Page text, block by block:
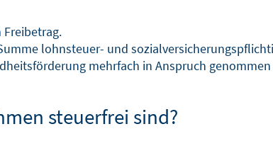
Freibetrag.
lohnsteuer- und
mehrfach in Anspruch genommen
steuerfrei sind?